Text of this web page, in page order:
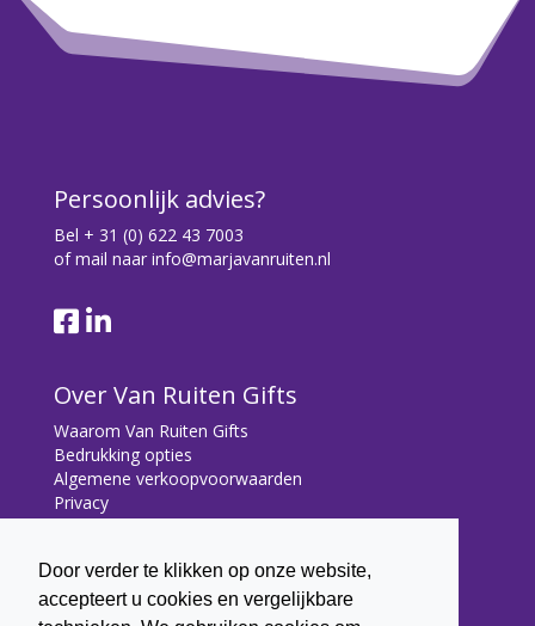
Door verder te klikken op onze website,
accepteert u cookies en vergelijkbare
Persoonlijk advies?
Bel + 31 (0) 622 43 7003
of mail naar info@marjavanruiten.nl
Over Van Ruiten Gifts
Waarom Van Ruiten Gifts
Bedrukking opties
Algemene verkoopvoorwaarden
Privacy
Contact
Contact